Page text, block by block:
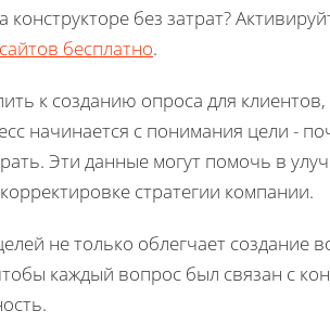
конструкторе без затрат?
бесплатно.
к созданию опроса для
начинается с понимания цели -
Эти данные могут помочь в
стратегии компании.
не только облегчает
каждый вопрос был связан с